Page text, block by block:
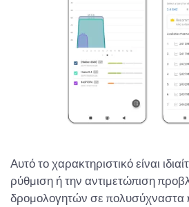
Αυτό το χαρακτηριστικό είναι
ρύθμιση ή την αντιμετώπιση
δρομολογητών σε πολυσύχναστα